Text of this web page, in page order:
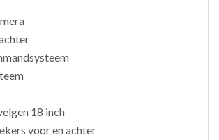
18 inch
voor en achter